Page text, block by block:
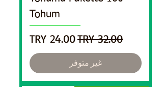
Tohum
سعر عاديسعر البيع
غير متوفر